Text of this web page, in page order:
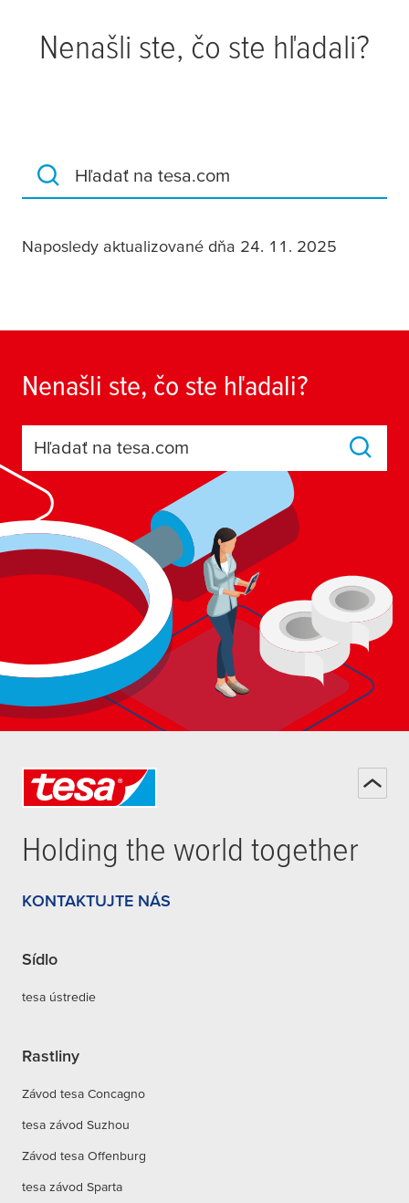
Nenašli ste, čo ste hľadali?
Hľadať na tesa.com
Naposledy aktualizované dňa 24. 11. 2025
Nenašli ste, čo ste hľadali?
Hľadať na tesa.com
Holding the world together
KONTAKTUJTE NÁS
Sídlo
tesa ústredie
Rastliny
Závod tesa Concagno
tesa závod Suzhou
Závod tesa Offenburg
tesa závod Sparta